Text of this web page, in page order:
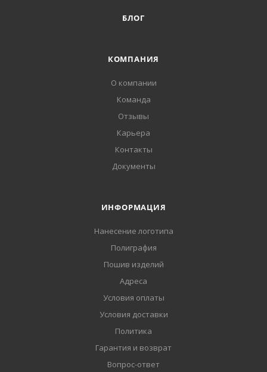
БЛОГ
КОМПАНИЯ
О компании
Команда
Отзывы
Карьера
Контакты
Документы
ИНФОРМАЦИЯ
Нанесение логотипа
Полиграфия
Пошив изделий
Адреса
Условия оплаты
Условия доставки
Политика
Гарантия и возврат
Вопрос-ответ